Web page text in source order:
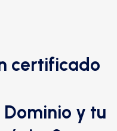
certificado
y tu